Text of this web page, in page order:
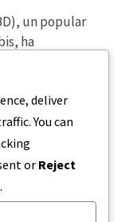
un popular
ha
DE 2023
deliver
You can
or Reject